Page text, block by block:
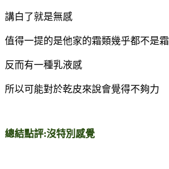
講白了就是無感
值得一提的是他家的霜類幾乎都不是霜
反而有一種乳液感
所以可能對於乾皮來說會覺得不夠力
總結點評:沒特別感覺